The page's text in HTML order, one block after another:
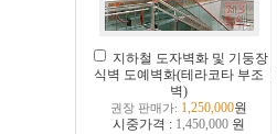
지하철 도자벽화 및 기둥장
식벽 도예벽화(테라코타 부조
벽)
권장 판매가: 1,250,000원
시중가격 : 1,450,000 원